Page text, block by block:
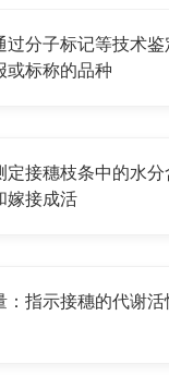
过分子标记等技术鉴
或标称的品种
定接穗枝条中的水分
嫁接成活
：指示接穗的代谢活